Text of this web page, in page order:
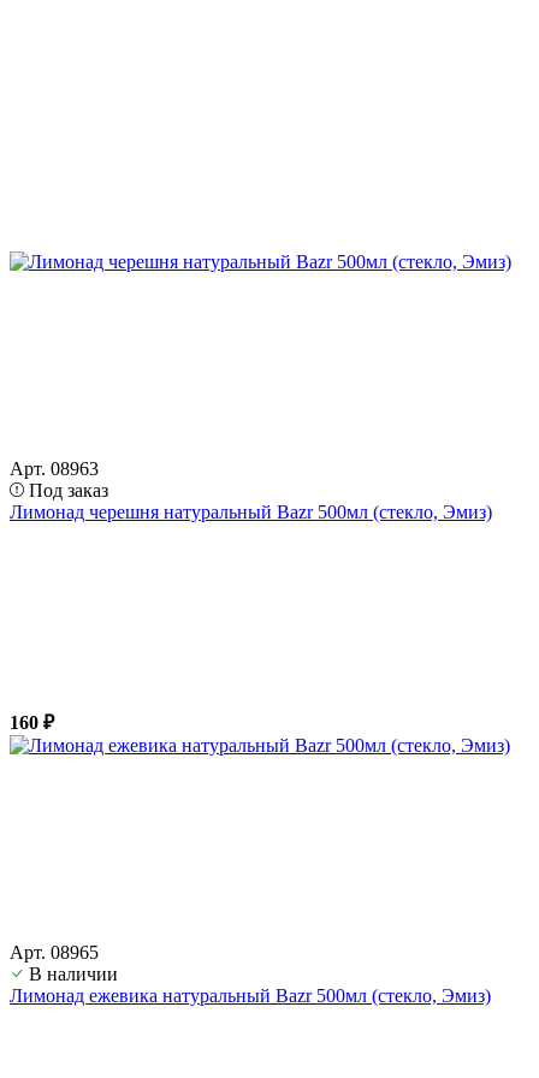
Арт. 08963
Под заказ
Лимонад черешня натуральный Bazr 500мл (стекло, Эмиз)
160 ₽
Арт. 08965
В наличии
Лимонад ежевика натуральный Bazr 500мл (стекло, Эмиз)